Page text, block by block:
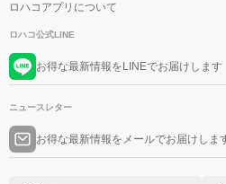
ロハコアプリについて
ロハコ公式LINE
お得な最新情報をLINEでお届けします
ニュースレター
お得な最新情報をメールでお届けしま